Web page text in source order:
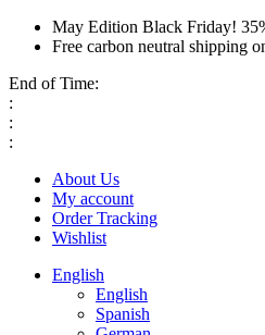
May Edition Black Friday!
Free carbon neutral shipping
End of Time:
:
:
:
About Us
My account
Order Tracking
Wishlist
English
English
Spanish